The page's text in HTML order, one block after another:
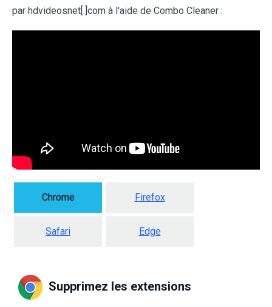
par hdvideosnet[.]com à l'aide de Combo Cleaner :
Chrome Firefox
Safari Edge
Supprimez les extensions